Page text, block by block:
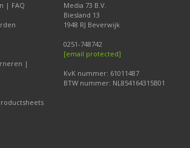
| FAQ
|
Media 73 B.V.
Biesland 13
1948 RJ Beverwijk
0251-748742
[email protected]
KvK nummer: 61011487
BTW nummer: NL854164315B01